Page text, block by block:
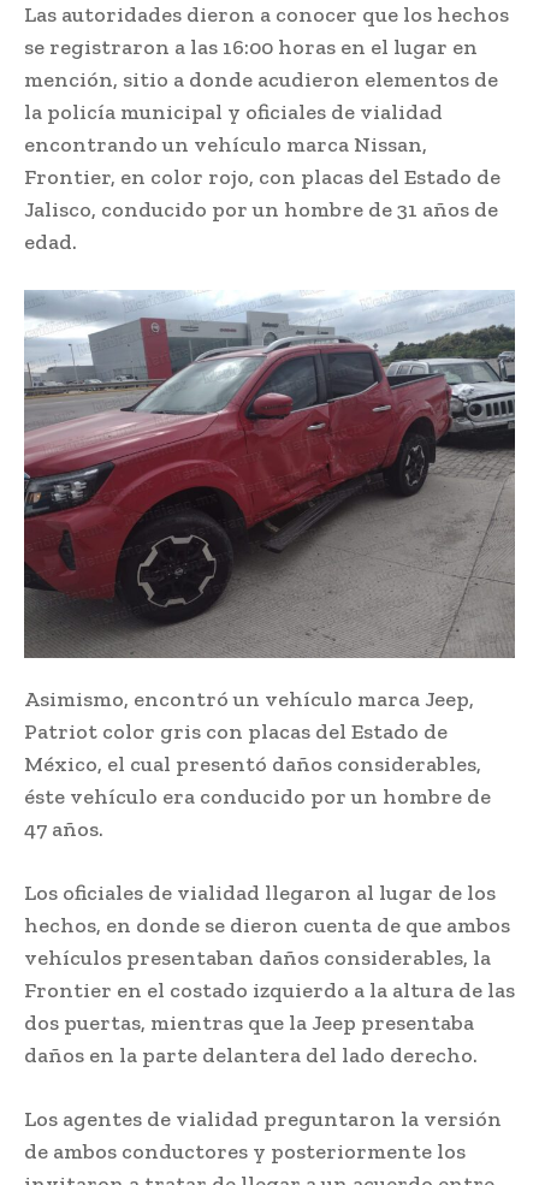
Las autoridades dieron a conocer que los hechos
se registraron a las 16:00 horas en el lugar en
mención, sitio a donde acudieron elementos de
la policía municipal y oficiales de vialidad
encontrando un vehículo marca Nissan,
Frontier, en color rojo, con placas del Estado de
Jalisco, conducido por un hombre de 31 años de
edad.
Asimismo, encontró un vehículo marca Jeep,
Patriot color gris con placas del Estado de
México, el cual presentó daños considerables,
éste vehículo era conducido por un hombre de
47 años.
Los oficiales de vialidad llegaron al lugar de los
hechos, en donde se dieron cuenta de que ambos
vehículos presentaban daños considerables, la
Frontier en el costado izquierdo a la altura de las
dos puertas, mientras que la Jeep presentaba
daños en la parte delantera del lado derecho.
Los agentes de vialidad preguntaron la versión
de ambos conductores y posteriormente los